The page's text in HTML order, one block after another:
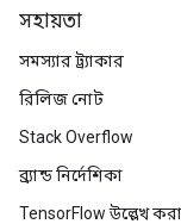
সহায়তা
সমস্যার ট্র্যাকার
রিলিজ নোট
Stack Overflow
ব্র্যান্ড নির্দেশিকা
TensorFlow উল্লেখ করা